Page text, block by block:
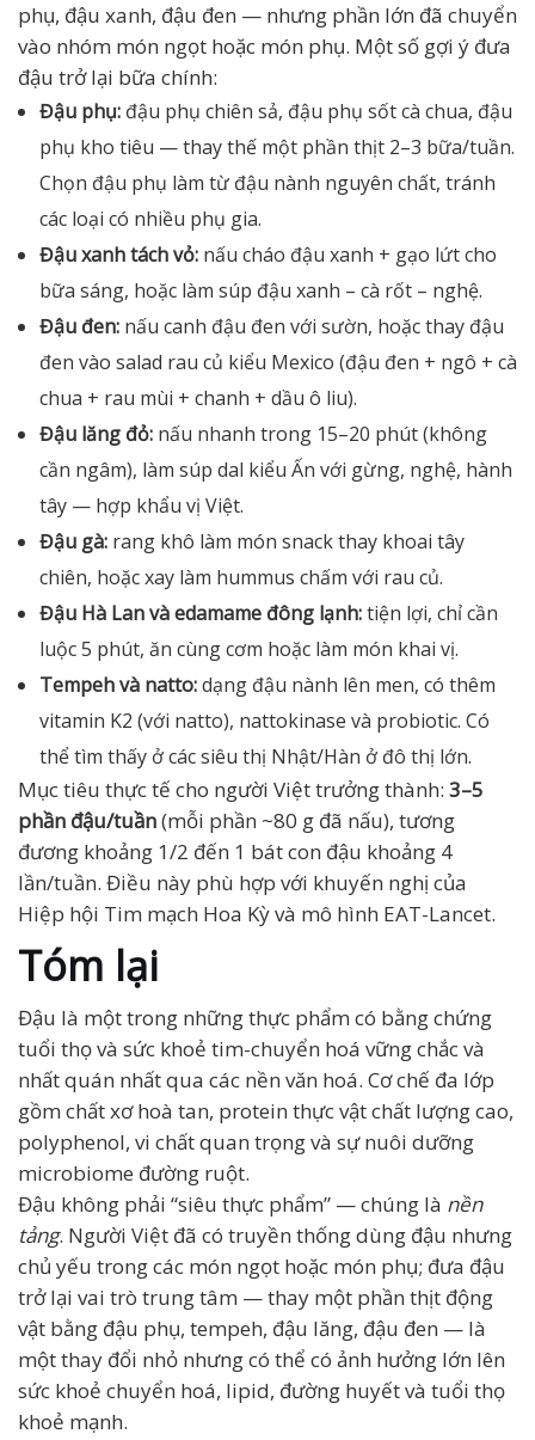
phụ, đậu xanh, đậu đen — nhưng phần lớn đã chuyển
vào nhóm món ngọt hoặc món phụ. Một số gợi ý đưa
đậu trở lại bữa chính:
Đậu phụ: đậu phụ chiên sả, đậu phụ sốt cà chua, đậu
phụ kho tiêu — thay thế một phần thịt 2–3 bữa/tuần.
Chọn đậu phụ làm từ đậu nành nguyên chất, tránh
các loại có nhiều phụ gia.
Đậu xanh tách vỏ: nấu cháo đậu xanh + gạo lứt cho
bữa sáng, hoặc làm súp đậu xanh – cà rốt – nghệ.
Đậu đen: nấu canh đậu đen với sườn, hoặc thay đậu
đen vào salad rau củ kiểu Mexico (đậu đen + ngô + cà
chua + rau mùi + chanh + dầu ô liu).
Đậu lăng đỏ: nấu nhanh trong 15–20 phút (không
cần ngâm), làm súp dal kiểu Ấn với gừng, nghệ, hành
tây — hợp khẩu vị Việt.
Đậu gà: rang khô làm món snack thay khoai tây
chiên, hoặc xay làm hummus chấm với rau củ.
Đậu Hà Lan và edamame đông lạnh:tiện lợi, chỉ cần
luộc 5 phút, ăn cùng cơm hoặc làm món khai vị.
Tempeh và natto:dạng đậu nành lên men, có thêm
vitamin K2 (với natto), nattokinase và probiotic. Có
thể tìm thấy ở các siêu thị Nhật/Hàn ở đô thị lớn.
Mục tiêu thực tế cho người Việt trưởng thành: 3–5
phần đậu/tuần(mỗi phần ~80 g đã nấu), tương
đương khoảng 1/2 đến 1 bát con đậu khoảng 4
lần/tuần. Điều này phù hợp với khuyến nghị của
Hiệp hội Tim mạch Hoa Kỳ và mô hình EAT-Lancet.
Tóm lại
Đậu là một trong những thực phẩm có bằng chứng
tuổi thọ và sức khoẻ tim-chuyển hoá vững chắc và
nhất quán nhất qua các nền văn hoá. Cơ chế đa lớp
gồm chất xơ hoà tan, protein thực vật chất lượng cao,
polyphenol, vi chất quan trọng và sự nuôi dưỡng
microbiome đường ruột.
Đậu không phải “siêu thực phẩm” — chúng là nền
tảng. Người Việt đã có truyền thống dùng đậu nhưng
chủ yếu trong các món ngọt hoặc món phụ; đưa đậu
trở lại vai trò trung tâm — thay một phần thịt động
vật bằng đậu phụ, tempeh, đậu lăng, đậu đen — là
một thay đổi nhỏ nhưng có thể có ảnh hưởng lớn lên
sức khoẻ chuyển hoá, lipid, đường huyết và tuổi thọ
khoẻ mạnh.